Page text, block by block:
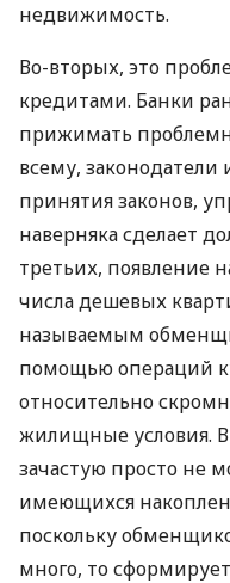
недвижимость.
Во-вторых, это
кредитами. Банки
прижимать
всему,
принятия законов,
наверняка сделает
третьих, появление
числа дешевых
называемым
помощью операций
относительно
жилищные условия.
зачастую просто не
имеющихся
поскольку
много, то